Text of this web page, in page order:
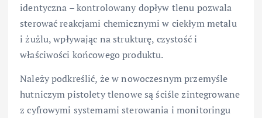
identyczna – kontrolowany dopływ tlenu pozwala
sterować reakcjami chemicznymi w ciekłym metalu
i żużlu, wpływając na strukturę, czystość i
właściwości końcowego produktu.
Należy podkreślić, że w nowoczesnym przemyśle
hutniczym pistolety tlenowe są ściśle zintegrowane
z cyfrowymi systemami sterowania i monitoringu